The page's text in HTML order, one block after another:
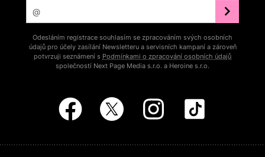
Odesláním registrace souhlasím se zpracováním svých osobních
údajů pro účely zasílání Newsletteru a servisních kampaní a zároveň
potvrzuji seznámení s Podmínkami o zpracování osobních údajů
společností Next Page Media s.r.o. a Heroine s.r.o.